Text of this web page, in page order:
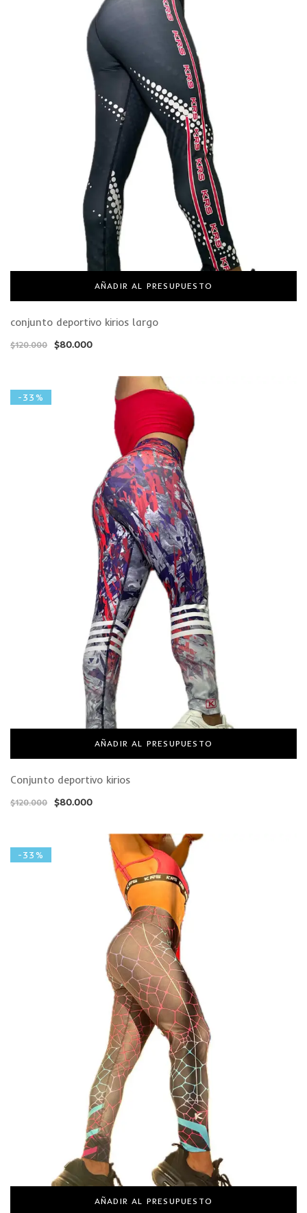
AÑADIR AL PRESUPUESTO
conjunto deportivo kirios largo
$120.000 $80.000
-33%
AÑADIR AL PRESUPUESTO
Conjunto deportivo kirios
$120.000 $80.000
-33%
AÑADIR AL PRESUPUESTO